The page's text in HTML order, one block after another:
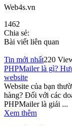
Web4s.vn
1462
Chia sẻ:
Bài viết liên quan
Tin mới nhất220
PHPMailer là gì?
website
Website của bạn
hàng? Đối với các
PHPMailer là giải ...
Xem thêm